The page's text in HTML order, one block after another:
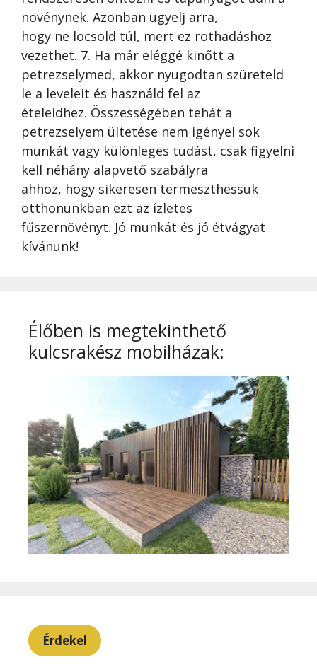
növénynek. Azonban ügyelj arra,
hogy ne locsold túl, mert ez rothadáshoz
vezethet. 7. Ha már eléggé kinőtt a
petrezselymed, akkor nyugodtan szüreteld
le a leveleit és használd fel az
ételeidhez. Összességében tehát a
petrezselyem ültetése nem igényel sok
munkát vagy különleges tudást, csak figyelni
kell néhány alapvető szabályra
ahhoz, hogy sikeresen termeszthessük
otthonunkban ezt az ízletes
fűszernövényt. Jó munkát és jó étvágyat
kívánunk!
Élőben is megtekinthető
kulcsrakész mobilházak:
Érdekel